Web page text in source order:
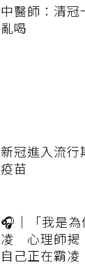
中醫師：清冠
亂喝
新冠進入流
疫苗
🎧｜「我是
凌 心理師揭
自己正在霸凌